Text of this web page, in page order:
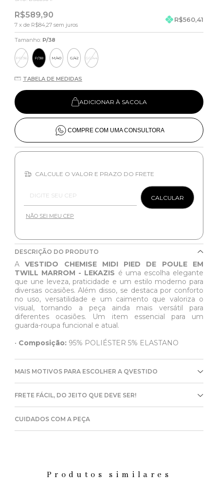
R$589,90
7 x de R$84,27 sem juros
R$560,41
Tamanho: P/38
PP/36 P/38 M/40 G/42 GG/44
TABELA DE MEDIDAS
ADICIONAR À SACOLA
COMPRE COM UMA CONSULTORA
CALCULE O VALOR E PRAZO DO FRETE
CALCULAR
NÃO SEI MEU CEP
DESCRIÇÃO DO PRODUTO
AVESTIDO CHEMISE MIDI PIED DE POULE EM
TWILL MARROM - LEKAZIS é uma escolha elegante
que une leveza, praticidade e um estilo moderno para
diversas ocasiões. Além disso, se destaca por conforto
no uso, versatilidade e um caimento que valoriza o
visual, tornando a peça ainda mais versátil para
diferentes ocasiões. Um item essencial para um
guarda-roupa funcional e atual.
• Composição: 95% POLIÉSTER 5% ELASTANO
MAIS MOTIVOS PARA ESCOLHER A QVESTIDO
FRETE FÁCIL, DO JEITO QUE DEVE SER!
CUIDADOS COM A PEÇA
Produtos similares